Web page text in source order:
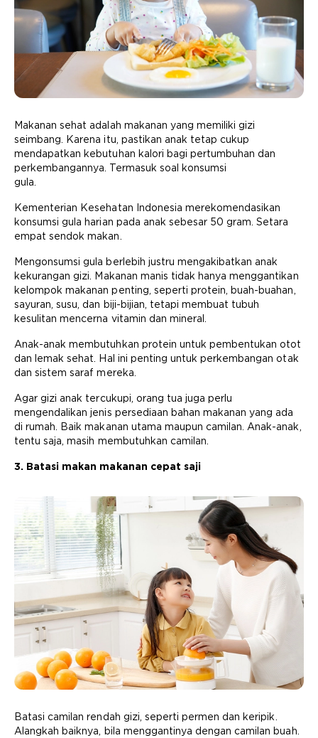
Makanan sehat adalah makanan yang memiliki gizi
seimbang. Karena itu, pastikan anak tetap cukup
mendapatkan kebutuhan kalori bagi pertumbuhan dan
perkembangannya. Termasuk soal konsumsi
gula.
Kementerian Kesehatan Indonesia merekomendasikan
konsumsi gula harian pada anak sebesar 50 gram. Setara
empat sendok makan.
Mengonsumsi gula berlebih justru mengakibatkan anak
kekurangan gizi. Makanan manis tidak hanya menggantikan
kelompok makanan penting, seperti protein, buah-buahan,
sayuran, susu, dan biji-bijian, tetapi membuat tubuh
kesulitan mencerna vitamin dan mineral.
Anak-anak membutuhkan protein untuk pembentukan otot
dan lemak sehat. Hal ini penting untuk perkembangan otak
dan sistem saraf mereka.
Agar gizi anak tercukupi, orang tua juga perlu
mengendalikan jenis persediaan bahan makanan yang ada
di rumah. Baik makanan utama maupun camilan. Anak-anak,
tentu saja, masih membutuhkan camilan.
3. Batasi makan makanan cepat saji
Batasi camilan rendah gizi, seperti permen dan keripik.
Alangkah baiknya, bila menggantinya dengan camilan buah.